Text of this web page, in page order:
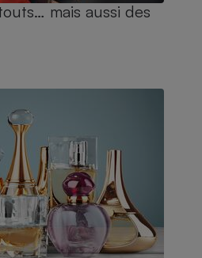
mais aussi des